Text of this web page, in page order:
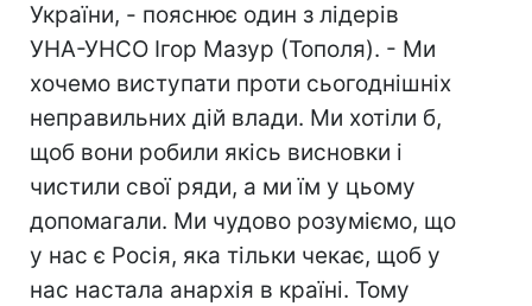
України, - пояснює один з лідерів
УНА-УНСО Ігор Мазур (Тополя). - Ми
хочемо виступати проти сьогоднішніх
неправильних дій влади. Ми хотіли б,
щоб вони робили якісь висновки і
чистили свої ряди, а ми їм у цьому
допомагали. Ми чудово розуміємо, що
у нас є Росія, яка тільки чекає, щоб у
нас настала анархія в країні. Тому